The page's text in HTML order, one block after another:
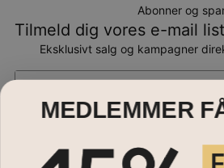
Abonner og
Tilmeld dig vores e-mail
Eksklusivt salg og kampagner
MEDLEMMER